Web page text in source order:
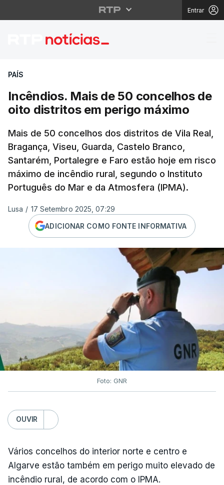
Entrar
Incêndios. Mais de
PAÍS
Incêndios. Mais de 50 concelhos de
oito distritos em perigo máximo
Mais de 50 concelhos dos distritos de Vila Real,
Bragança, Viseu, Guarda, Castelo Branco,
Santarém, Portalegre e Faro estão hoje em risco
máximo de incêndio rural, segundo o Instituto
Português do Mar e da Atmosfera (IPMA).
Lusa / 17 Setembro 2025, 07:29
ADICIONAR COMO FONTE INFORMATIVA
Foto: GNR
OUVIR
Vários concelhos do interior norte e centro e
Algarve estão também em perigo muito elevado de
incêndio rural, de acordo com o IPMA.